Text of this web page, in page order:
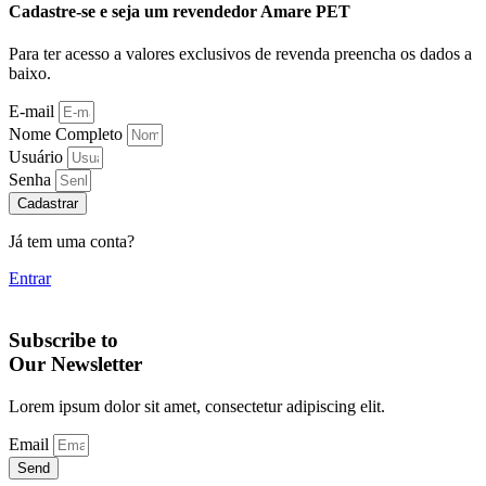
Cadastre-se e seja um revendedor Amare PET
Para ter acesso a valores exclusivos de revenda preencha os dados a
baixo.
E-mail
Nome Completo
Usuário
Senha
Cadastrar
Já tem uma conta?
Entrar
Subscribe to
Our Newsletter
Lorem ipsum dolor sit amet, consectetur adipiscing elit.
Email
Send